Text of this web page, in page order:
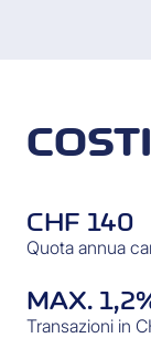
CHF 140
Quota annua
MAX.
Transazioni in